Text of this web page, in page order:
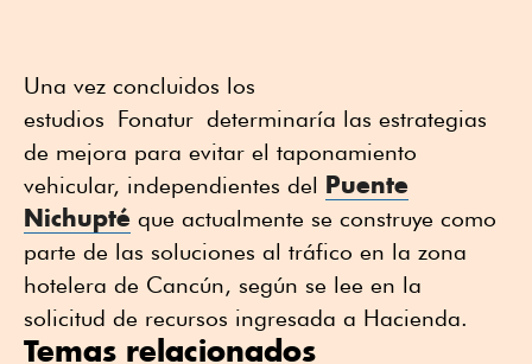
Una vez concluidos los
estudios Fonatur determinaría las estrategias
de mejora para evitar el taponamiento
vehicular, independientes del Puente
Nichupté que actualmente se construye como
parte de las soluciones al tráfico en la zona
hotelera de Cancún, según se lee en la
solicitud de recursos ingresada a Hacienda.
Temas relacionados